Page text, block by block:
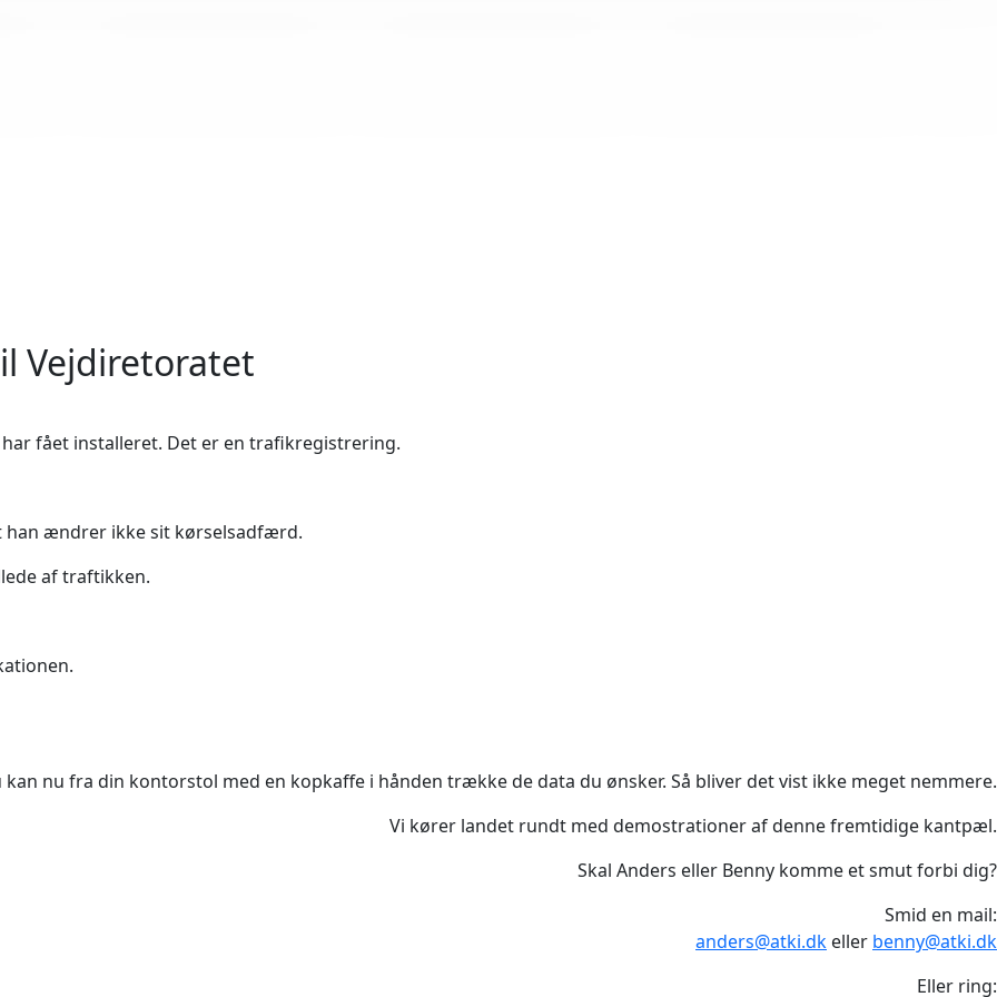
Vejdiretoratet
fået installeret. Det er en trafikregistrering.
han ændrer ikke sit kørselsadfærd.
af traftikken.
kan nu fra din kontorstol med en kopkaffe i hånden trække de data du ønsker. Så bliver det vist ikke meget nemmere.
Vi kører landet rundt med demostrationer af denne fremtidige kantpæl.
Skal Anders eller Benny komme et smut forbi dig?
Smid en mail:
anders@atki.dk eller benny@atki.dk
Eller ring: